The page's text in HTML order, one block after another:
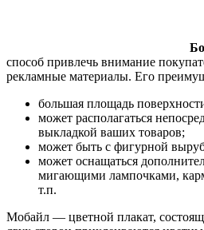
способ привлечь внимание
рекламные материалы. Его
большая площадь
может располагаться
выкладкой ваших товаров;
может быть с фигурной
может оснащаться
мигающими лампочками,
т.п.
Мобайл — цветной плакат,